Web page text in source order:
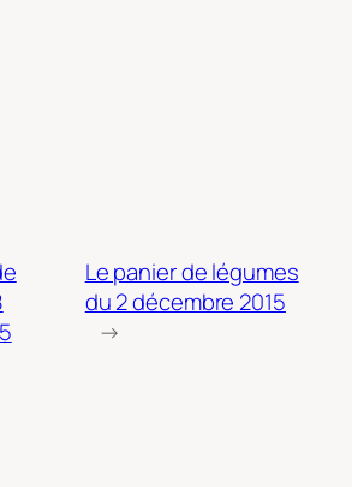
Le panier de légumes
du 2 décembre 2015
→